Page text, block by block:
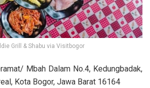
Grill & Shabu via Visitbogor
Mbah Dalam No.4, Kedungbadak,
Kota Bogor, Jawa Barat 16164